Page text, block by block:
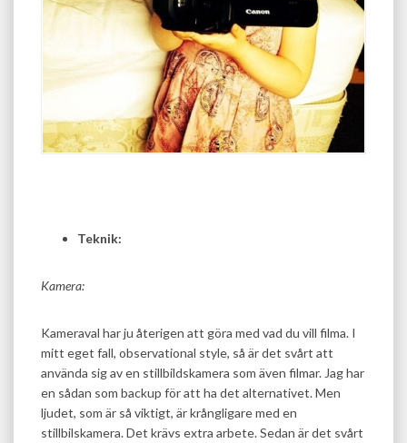
Teknik:
Kamera:
Kameraval har ju återigen att göra med vad du vill filma. I
mitt eget fall, observational style, så är det svårt att
använda sig av en stillbildskamera som även filmar. Jag har
en sådan som backup för att ha det alternativet. Men
ljudet, som är så viktigt, är krångligare med en
stillbilskamera. Det krävs extra arbete. Sedan är det svårt